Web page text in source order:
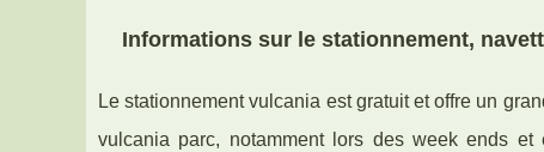
Informations sur le stationnement,
Le stationnement vulcania est gratuit et offre un
vulcania parc, notamment lors des week ends